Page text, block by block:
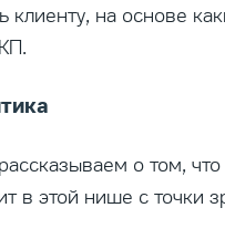
клиенту, на основе
о том, что
в этой нише с точки